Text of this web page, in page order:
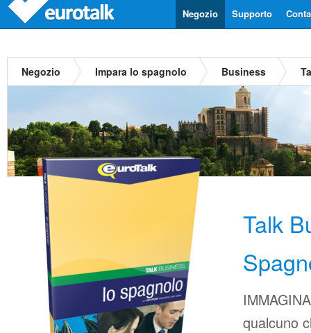
Supporto
Negozio
Negozio Impara lo spagnolo Business
Talk
qualcuno